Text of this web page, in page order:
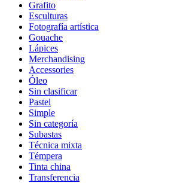
Grafito
Esculturas
Fotografía artística
Gouache
Lápices
Merchandising
Accessories
Óleo
Sin clasificar
Pastel
Simple
Sin categoría
Subastas
Técnica mixta
Témpera
Tinta china
Transferencia